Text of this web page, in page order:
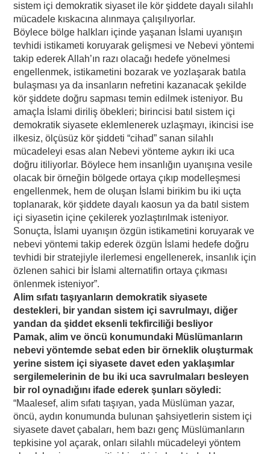
sistem içi demokratik siyaset ile kör şiddete dayalı silahlı
mücadele kıskacına alınmaya çalışılıyorlar.
Böylece bölge halkları içinde yaşanan İslami uyanışın
tevhidi istikameti koruyarak gelişmesi ve Nebevi yöntemi
takip ederek Allah’ın razı olacağı hedefe yönelmesi
engellenmek, istikametini bozarak ve yozlaşarak batıla
bulaşması ya da insanların nefretini kazanacak şekilde
kör şiddete doğru sapması temin edilmek isteniyor. Bu
amaçla İslami diriliş öbekleri; birincisi batıl sistem içi
demokratik siyasete eklemlenerek uzlaşmayı, ikincisi ise
ilkesiz, ölçüsüz kör şiddeti “cihad” sanan silahlı
mücadeleyi esas alan Nebevi yönteme aykırı iki uca
doğru itiliyorlar. Böylece hem insanlığın uyanışına vesile
olacak bir örneğin bölgede ortaya çıkıp modelleşmesi
engellenmek, hem de oluşan İslami birikim bu iki uçta
toplanarak, kör şiddete dayalı kaosun ya da batıl sistem
içi siyasetin içine çekilerek yozlaştırılmak isteniyor.
Sonuçta, İslami uyanışın özgün istikametini koruyarak ve
nebevi yöntemi takip ederek özgün İslami hedefe doğru
tevhidi bir stratejiyle ilerlemesi engellenerek, insanlık için
özlenen sahici bir İslami alternatifin ortaya çıkması
önlenmek isteniyor”.
Alim sıfatı taşıyanların demokratik siyasete
destekleri, bir yandan sistem içi savrulmayı, diğer
yandan da şiddet eksenli tekfirciliği besliyor
Pamak, alim ve öncü konumundaki Müslümanların
nebevi yöntemde sebat eden bir örneklik oluşturmak
yerine sistem içi siyasete davet eden yaklaşımlar
sergilemelerinin de bu iki uca savrulmaları besleyen
bir rol oynadığını ifade ederek şunları söyledi:
“Maalesef, alim sıfatı taşıyan, yada Müslüman yazar,
öncü, aydın konumunda bulunan şahsiyetlerin sistem içi
siyasete davet çabaları, hem bazı genç Müslümanların
tepkisine yol açarak, onları silahlı mücadeleyi yöntem